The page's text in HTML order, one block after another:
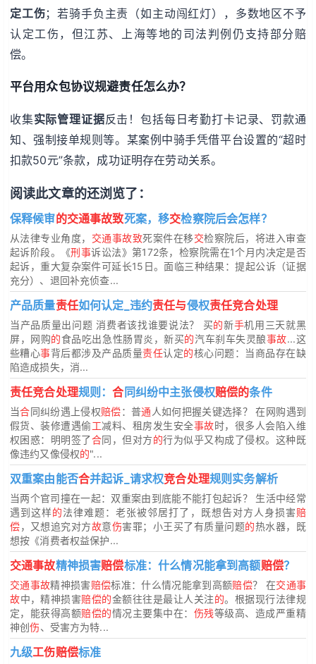
定工伤；若骑手负主责（如主动闯红灯），多数地区不予
认定工伤，但江苏、上海等地的司法判例仍支持部分赔
偿。
平台用众包协议规避责任怎么办？
收集实际管理证据反击！包括每日考勤打卡记录、罚款通
知、强制接单规则等。某案例中骑手凭借平台设置的“超时
扣款50元”条款，成功证明存在劳动关系。
阅读此文章的还浏览了：
保释候审的交通事故致死案，移交检察院后会怎样？
从法律专业角度， 交通事故致死案件在移交检察院后，将进入审查
起诉阶段。《刑事诉讼法》第172条，检察院需在1个月内决定是否
起诉，重大复杂案件可延长15日。面临三种结果：提起公诉（证据
充分）、退回补充侦查...
产品质量责任如何认定_违约责任与侵权责任竞合处理
当产品质量出问题 消费者该找谁要说法？ 买的新手机用三天就黑
屏，网购的食品吃出急性肠胃炎，新买的汽车刹车失灵酿事故...这
些糟心事背后都涉及产品质量责任认定的核心问题：当商品存在缺
陷造成损失，消...
责任竞合处理规则：合同纠纷中主张侵权赔偿的条件
当合同纠纷遇上侵权赔偿：普通 人如何把握关键选择？ 在网购遇到
假货、装修遭遇偷工减料、租房发生安全事故时，很多人会陷入维
权困惑：明明签了合同，但对方的行为似乎又构成了侵权。这种既
像违约又像侵权的"...
双重案由能否合并起诉_请求权竞合处理规则实务解析
当两个官司撞在一起：双重案由到底能不能打包起诉？ 生活中经常
遇到这样的法律难题：老张被邻居打了，既想告对方人身损害赔
偿，又想追究对方故意伤害罪；小王买了有质量问题的热水器，既
想按《消费者权益保护...
交通事故精神损害赔偿标准：什么情况能拿到高额赔偿？
交通事故精神损害赔偿标准：什么情况能拿到高额赔偿？ 在交通事
故中，精神损害赔偿的金额往往是最让人关注的。根据现行法律规
定，能获得高额赔偿的情况主要集中在： 伤残等级高、造成严重精
神创伤、受害方为特...
九级工伤赔偿标准